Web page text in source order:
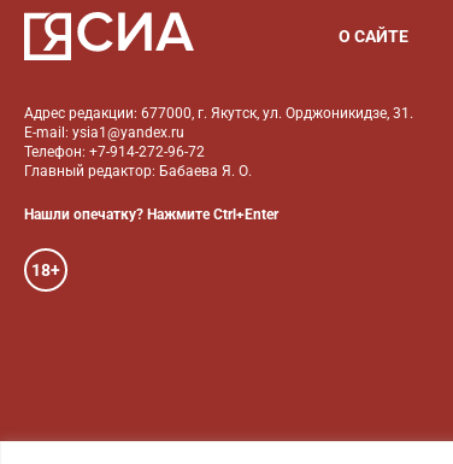
О САЙТЕ
Адрес редакции: 677000, г. Якутск, ул. Орджоникидзе, 31.
E-mail: ysia1@yandex.ru
Телефон: +7-914-272-96-72
Главный редактор: Бабаева Я. О.
Нашли опечатку? Нажмите Ctrl+Enter
18+